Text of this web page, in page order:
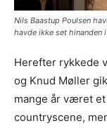
Nils Baastup Poulsen
havde ikke set
Herefter rykkede
og Knud Møller
mange år været
countryscene,